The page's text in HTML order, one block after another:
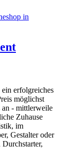
erfolgreiches
möglichst
an - mittlerweile
Zuhause
im
Gestalter oder